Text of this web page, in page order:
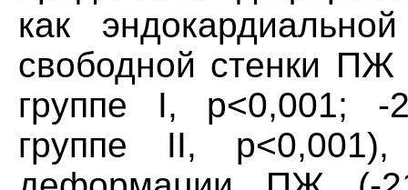
как
свободной стенки
группе I, р<0,001; -
группе II,